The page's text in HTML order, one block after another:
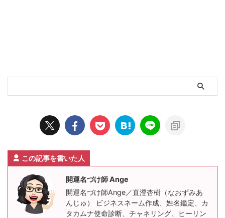
この記事を書いた人
開運名づけ師 Ange
開運名づけ師Ange／直澄杏樹（なおずみあ
んじゅ） ビジネスネーム作成、姓名鑑定、カ
タカムナ使命診断、チャネリング、ヒーリン